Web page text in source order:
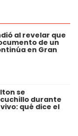
al revelar que
de un
en Gran
se
durante
qué dice el